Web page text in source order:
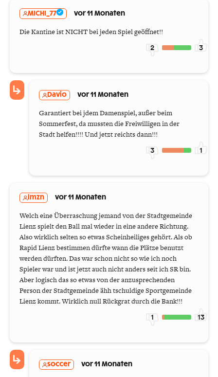
MICHI_77 vor 11 Monaten
Die Kantine ist NICHT bei jeden Spiel geöffnet!!
2 3
Davio vor 11 Monaten
Garantiert bei jdem Damenspiel, außer beim
Sommerfest, da mussten die Freiwilligen in der
Stadt helfen!!!! Und jetzt reichts dann!!!
3 1
lmzn vor 11 Monaten
Welch eine Überraschung jemand von der Stadtgemeinde
Lienz spielt den Ball mal wieder in eine andere Richtung.
Also wirklich selten so etwas Scheinheiliges gehört. Als ob
Rapid Lienz bestimmen dürfte wann die Plätze benutzt
werden dürften. Das war schon nicht so wie ich noch
Spieler war und ist jetzt auch nicht anders seit ich SR bin.
Aber logisch das so etwas von der anzusprechenden
Person der Stadtgemeinde ähh tschuldige Sportgemeinde
Lienz kommt. Wirklich null Rückgrat durch die Bank!!!
1 13
soccer vor 11 Monaten